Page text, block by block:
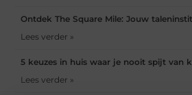
Ontdek The Square Mile: Jouw
Lees verder »
5 keuzes in huis waar je nooit spijt van
Lees verder »